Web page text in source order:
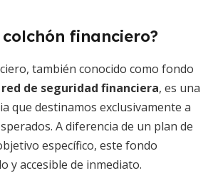
colchón financiero?
también conocido como fondo
red de seguridad financiera, es una
que destinamos exclusivamente a
A diferencia de un plan de
específico, este fondo
y accesible de inmediato.